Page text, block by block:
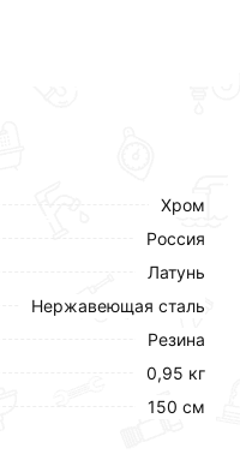
Хром
Россия
Латунь
Нержавеющая сталь
Резина
0,95 кг
150 см